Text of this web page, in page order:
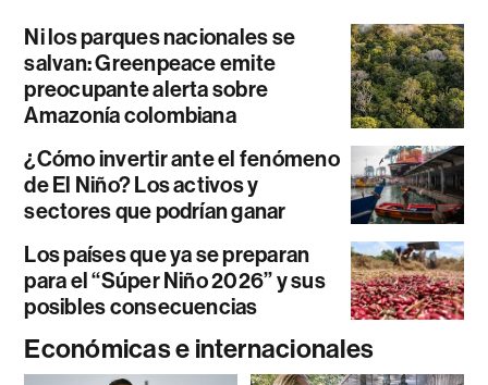
Ni los parques nacionales se
salvan: Greenpeace emite
preocupante alerta sobre
Amazonía colombiana
¿Cómo invertir ante el fenómeno
de El Niño? Los activos y
sectores que podrían ganar
Los países que ya se preparan
para el “Súper Niño 2026” y sus
posibles consecuencias
Económicas e internacionales